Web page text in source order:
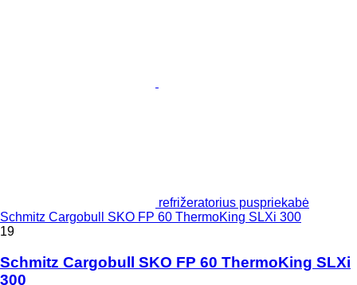
refrižeratorius puspriekabė
Schmitz Cargobull SKO FP 60 ThermoKing SLXi 300
19
Schmitz Cargobull SKO FP 60 ThermoKing SLXi
300